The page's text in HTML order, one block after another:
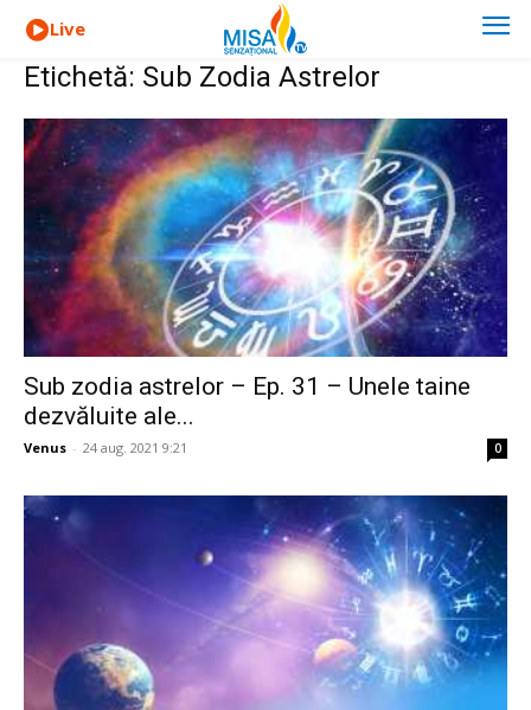
Live
Etichetă: Sub Zodia Astrelor
Sub zodia astrelor – Ep. 31 – Unele taine
dezvăluite ale...
Venus - 24 aug. 2021 9:21 0